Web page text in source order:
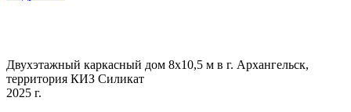
Двухэтажный каркасный дом 8х10,5 м в г. Архангельск,
территория КИЗ Силикат
2025 г.